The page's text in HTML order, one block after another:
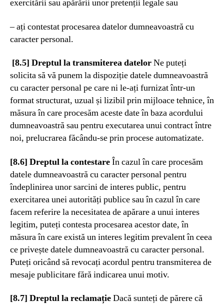
exercitării sau apărării unor pretenții legale sau
– ați contestat procesarea datelor dumneavoastră cu
caracter personal.
[8.5] Dreptul la transmiterea datelorNe puteți
solicita să vă punem la dispoziție datele dumneavoastră
cu caracter personal pe care ni le-ați furnizat într-un
format structurat, uzual și lizibil prin mijloace tehnice, în
măsura în care procesăm aceste date în baza acordului
dumneavoastră sau pentru executarea unui contract între
noi, prelucrarea făcându-se prin procese automatizate.
[8.6] Dreptul la contestareÎn cazul în care procesăm
datele dumneavoastră cu caracter personal pentru
îndeplinirea unor sarcini de interes public, pentru
exercitarea unei autorități publice sau în cazul în care
facem referire la necesitatea de apărare a unui interes
legitim, puteți contesta procesarea acestor date, în
măsura în care există un interes legitim prevalent în ceea
ce privește datele dumneavoastră cu caracter personal.
Puteți oricând să revocați acordul pentru transmiterea de
mesaje publicitare fără indicarea unui motiv.
[8.7] Dreptul la reclamațieDacă sunteți de părere că